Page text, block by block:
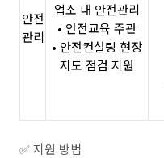
안전
관리
업소 내 안전관리
• 안전교육 주관
• 안전컨설팅 현장
지도 점검 지원
✅ 지원 방법